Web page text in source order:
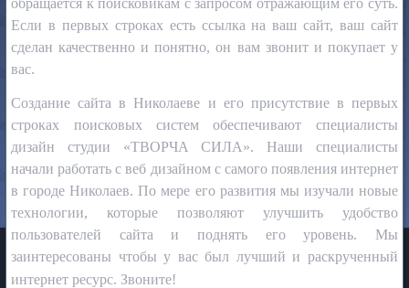
обращается к поисковикам с запросом отражающим его суть.
Если в первых строках есть ссылка на ваш сайт, ваш сайт
сделан качественно и понятно, он вам звонит и покупает у
вас.
Создание сайта в Николаеве и его присутствие в первых
строках поисковых систем обеспечивают специалисты
дизайн студии «ТВОРЧА СИЛА». Наши специалисты
начали работать с веб дизайном с самого появления интернет
в городе Николаев. По мере его развития мы изучали новые
технологии, которые позволяют улучшить удобство
пользователей сайта и поднять его уровень. Мы
заинтересованы чтобы у вас был лучший и раскрученный
интернет ресурс. Звоните!